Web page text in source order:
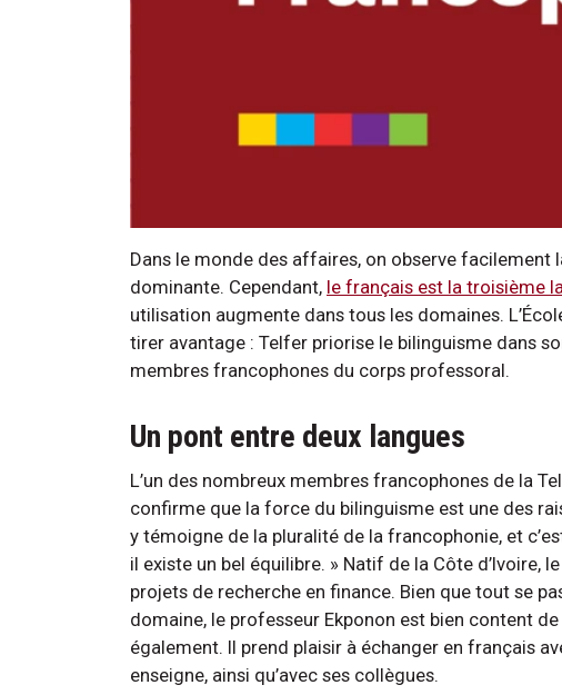
Dans le monde des affaires, on observe facilement
dominante. Cependant, le français est la troisième
utilisation augmente dans tous les domaines.
tirer avantage : Telfer priorise le bilinguisme dans
membres francophones du corps professoral.
Un pont entre deux langues
L’un des nombreux membres francophones de la
confirme que la force du bilinguisme est une des
y témoigne de la pluralité de la francophonie, et
il existe un bel équilibre. » Natif de la Côte d’Ivoire,
projets de recherche en finance. Bien que tout se
domaine, le professeur Ekponon est bien content
également. Il prend plaisir à échanger en français
enseigne, ainsi qu’avec ses collègues.